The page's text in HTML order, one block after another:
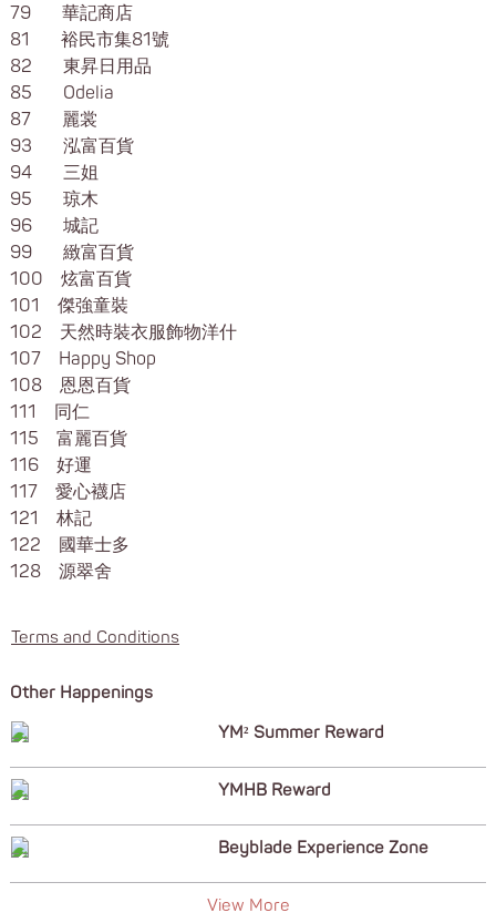
79 華記商店
81 裕民市集81號
82 東昇日用品
85 Odelia
87 麗裳
93 泓富百貨
94 三姐
95 琼木
96 城記
99 緻富百貨
100 炫富百貨
101 傑強童裝
102 天然時裝衣服飾物洋什
107 Happy Shop
108 恩恩百貨
111 同仁
115 富麗百貨
116 好運
117 愛心襪店
121 林記
122 國華士多
128 源翠舍
Terms and Conditions
Other Happenings
YM² Summer Reward
YMHB Reward
Beyblade Experience Zone
View More